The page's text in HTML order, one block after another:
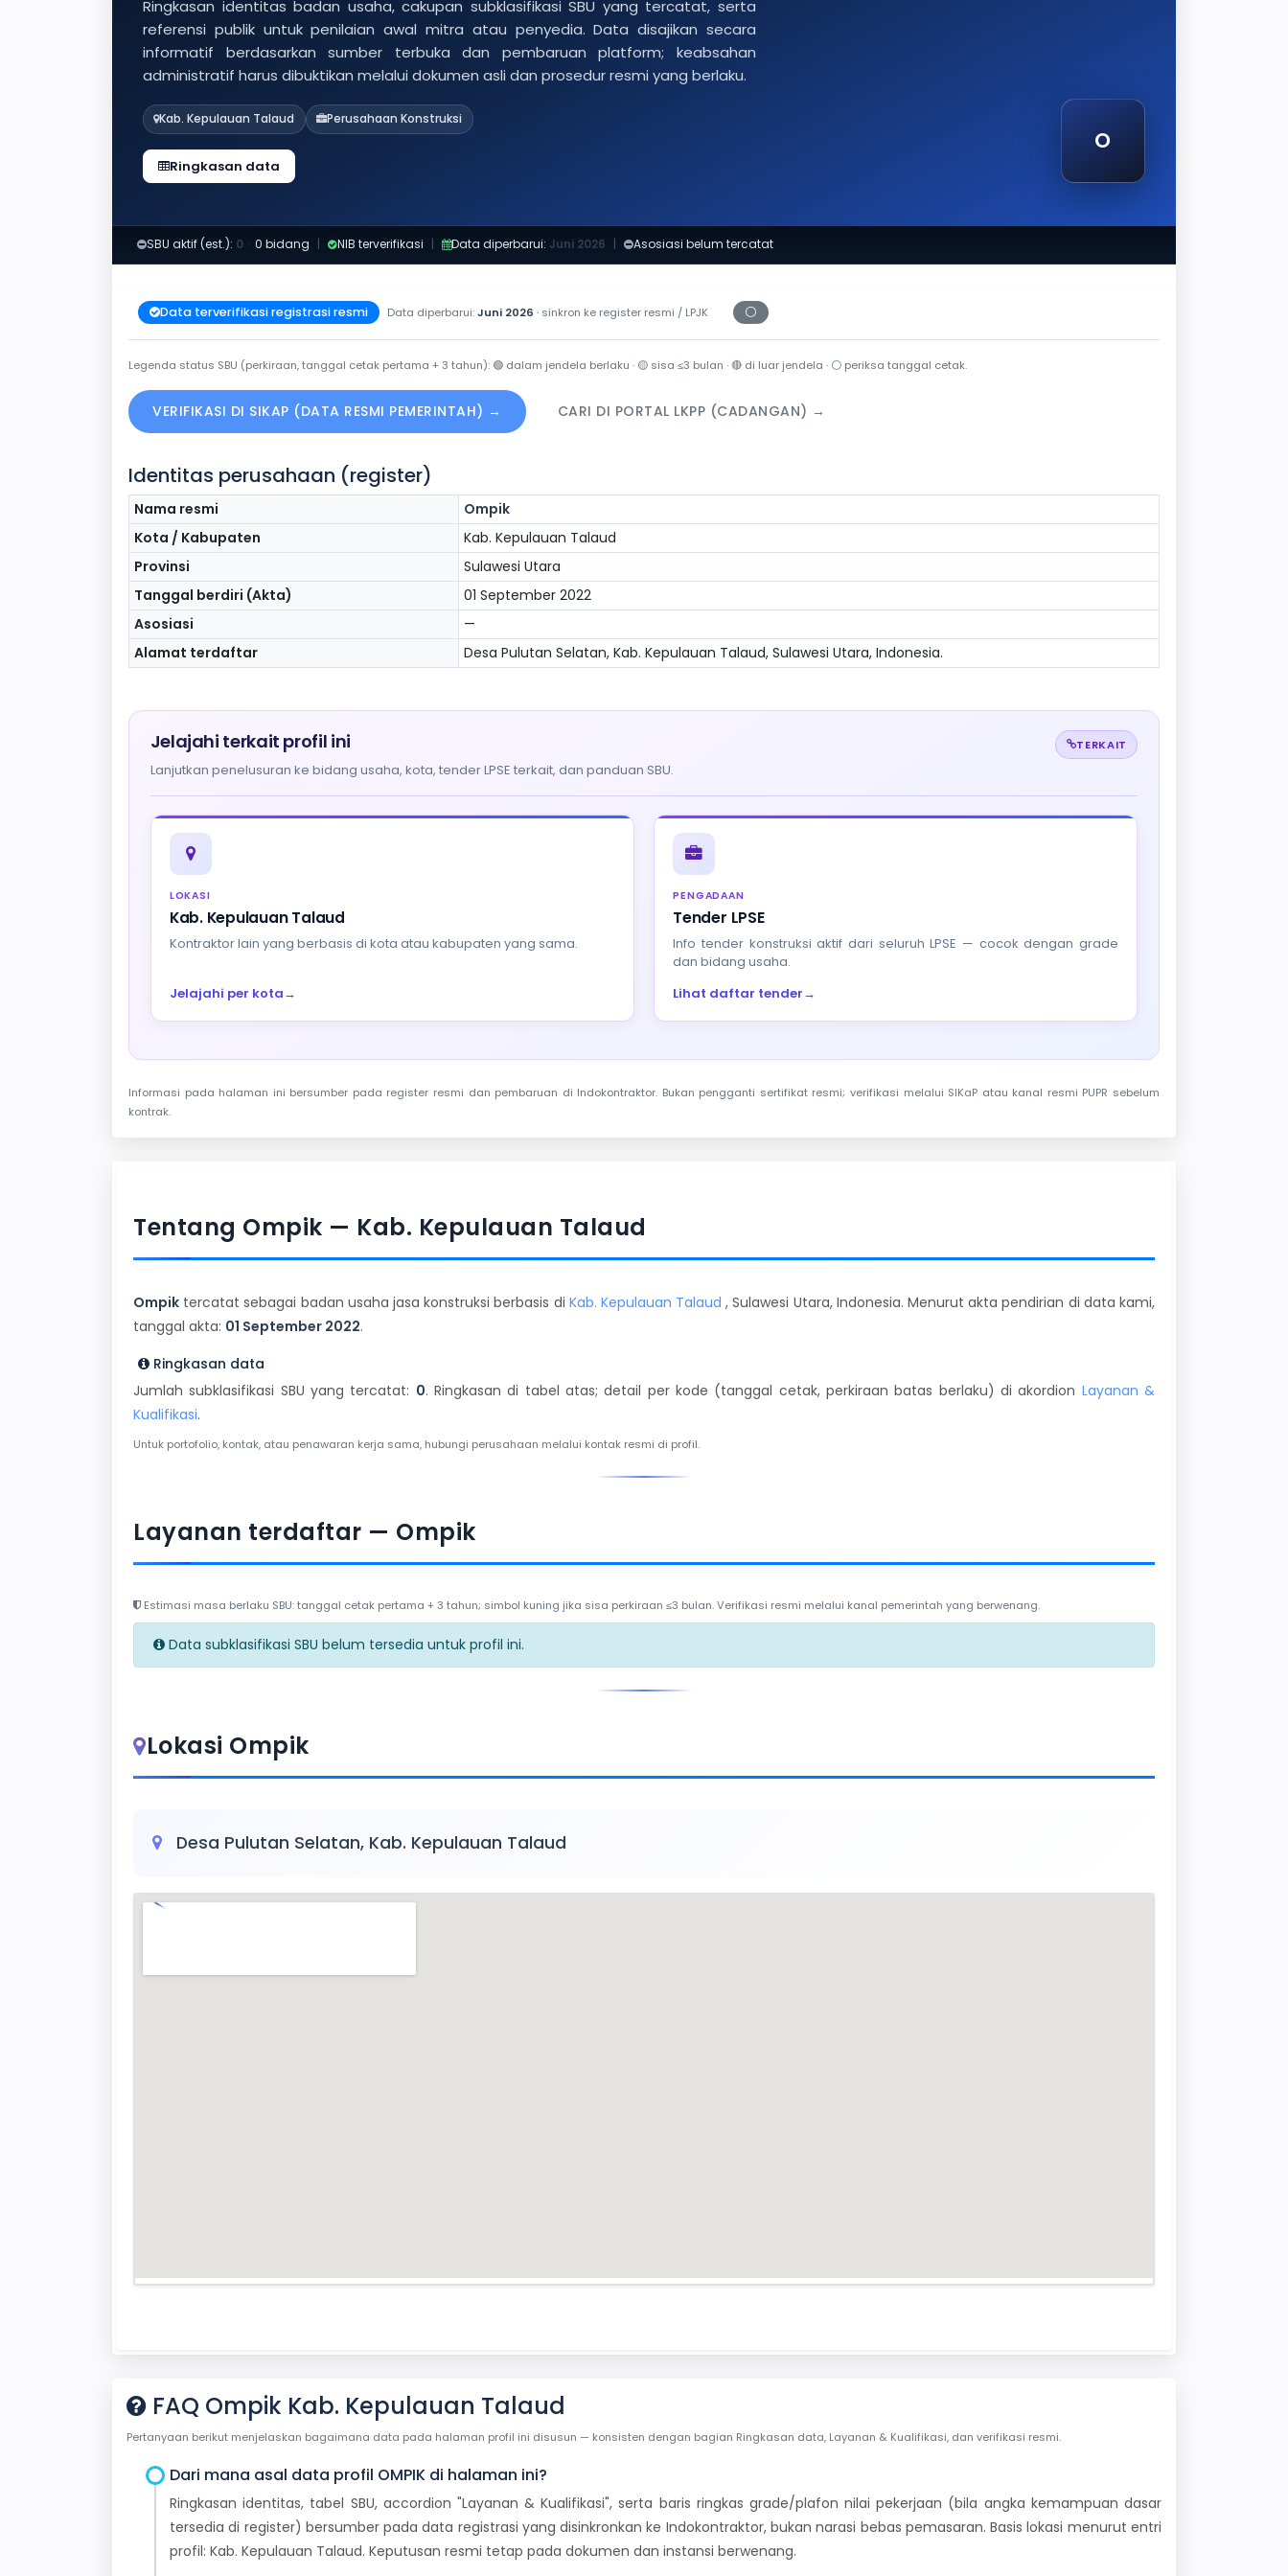
Ringkasan identitas badan usaha, cakupan subklasifikasi SBU yang tercatat, serta
referensi publik untuk penilaian awal mitra atau penyedia. Data disajikan secara
informatif berdasarkan sumber terbuka dan pembaruan platform; keabsahan
administratif harus dibuktikan melalui dokumen asli dan prosedur resmi yang berlaku.
Kab. Kepulauan Talaud Perusahaan Konstruksi
Ringkasan data
O
SBU aktif (est.): 0 · 0 bidang | NIB terverifikasi | Data diperbarui: Juni 2026 | Asosiasi belum tercatat
Data terverifikasi registrasi resmi Data diperbarui:Juni 2026 · sinkron ke register resmi / LPJK ⚪
Periksa tanggal cetak
Legenda status SBU (perkiraan, tanggal cetak pertama + 3 tahun): 🟢 dalam jendela berlaku · 🟡 sisa ≤3 bulan ·🔴 di luar jendela · ⚪ periksa tanggal cetak.
VERIFIKASI DI SIKAP (DATA RESMI PEMERINTAH) → CARI DI PORTAL LKPP (CADANGAN) →
Identitas perusahaan (register)
Nama resmi
Ompik
Kota / Kabupaten
Kab. Kepulauan Talaud
Provinsi
Sulawesi Utara
Tanggal berdiri (Akta)
01 September 2022
Asosiasi
—
Alamat terdaftar
Desa Pulutan Selatan, Kab. Kepulauan Talaud, Sulawesi Utara, Indonesia.
Jelajahi terkait profil ini
Lanjutkan penelusuran ke bidang usaha, kota, tender LPSE terkait, dan panduan SBU.
TERKAIT
LOKASI
Kab. Kepulauan Talaud
Kontraktor lain yang berbasis di kota atau kabupaten yang sama.
Jelajahi per kota→
PENGADAAN
Tender LPSE
Info tender konstruksi aktif dari seluruh LPSE — cocok dengan grade
dan bidang usaha.
Lihat daftar tender→
Informasi pada halaman ini bersumber pada register resmi dan pembaruan di Indokontraktor. Bukan pengganti sertifikat resmi; verifikasi melalui SIKaP atau kanal resmi PUPR sebelum
kontrak.
Tentang Ompik — Kab. Kepulauan Talaud
Ompik tercatat sebagai badan usaha jasa konstruksi berbasis di Kab. Kepulauan Talaud , Sulawesi Utara, Indonesia. Menurut akta pendirian di data kami,
tanggal akta: 01 September 2022.
Ringkasan data
Jumlah subklasifikasi SBU yang tercatat: 0. Ringkasan di tabel atas; detail per kode (tanggal cetak, perkiraan batas berlaku) di akordion Layanan &
Kualifikasi.
Untuk portofolio, kontak, atau penawaran kerja sama, hubungi perusahaan melalui kontak resmi di profil.
Layanan terdaftar — Ompik
Estimasi masa berlaku SBU: tanggal cetak pertama + 3 tahun; simbol kuning jika sisa perkiraan ≤3 bulan. Verifikasi resmi melalui kanal pemerintah yang berwenang.
Data subklasifikasi SBU belum tersedia untuk profil ini.
Lokasi Ompik
Desa Pulutan Selatan, Kab. Kepulauan Talaud
FAQ Ompik Kab. Kepulauan Talaud
Pertanyaan berikut menjelaskan bagaimana data pada halaman profil ini disusun — konsisten dengan bagian Ringkasan data, Layanan & Kualifikasi, dan verifikasi resmi.
Dari mana asal data profil OMPIK di halaman ini?
Ringkasan identitas, tabel SBU, accordion "Layanan & Kualifikasi", serta baris ringkas grade/plafon nilai pekerjaan (bila angka kemampuan dasar
tersedia di register) bersumber pada data registrasi yang disinkronkan ke Indokontraktor, bukan narasi bebas pemasaran. Basis lokasi menurut entri
profil: Kab. Kepulauan Talaud. Keputusan resmi tetap pada dokumen dan instansi berwenang.